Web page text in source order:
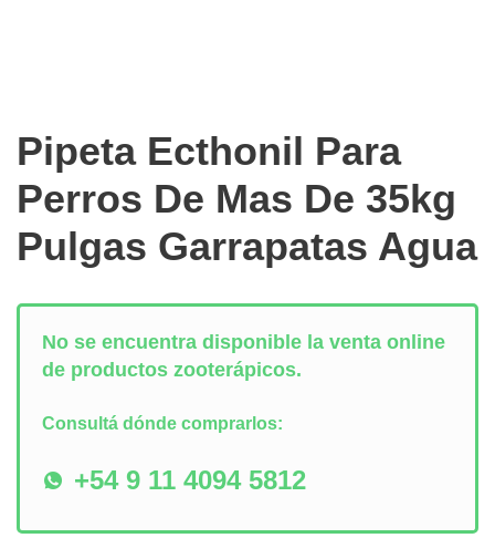
Pipeta Ecthonil Para
Perros De Mas De 35kg
Pulgas Garrapatas Agua
No se encuentra disponible la venta online
de productos zooterápicos.
Consultá dónde comprarlos:
+54 9 11 4094 5812